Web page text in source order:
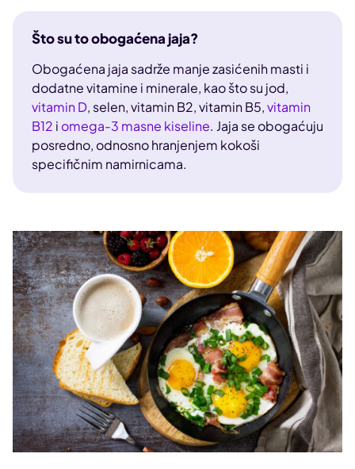
Što su to obogaćena jaja?
Obogaćena jaja sadrže manje zasićenih masti i
dodatne vitamine i minerale, kao što su jod,
vitamin D, selen, vitamin B2, vitamin B5,vitamin
B12 i omega-3 masne kiseline. Jaja se obogaćuju
posredno, odnosno hranjenjem kokoši
specifičnim namirnicama.